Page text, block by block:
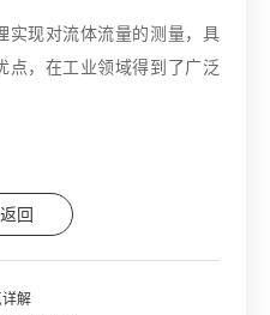
实现对流体流量的测量，具
点，在工业领域得到了广泛
返回
解